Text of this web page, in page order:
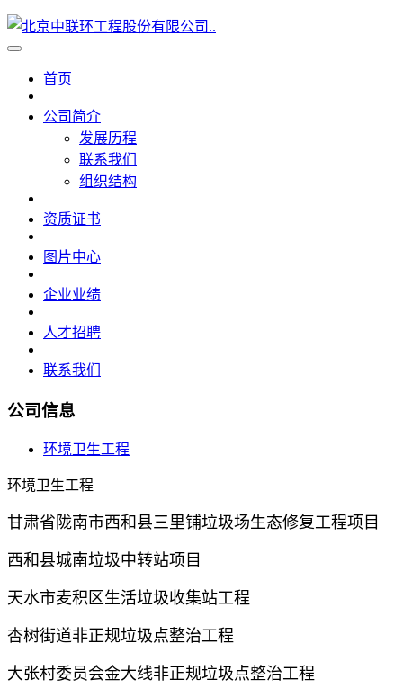
首页
公司简介
发展历程
联系我们
组织结构
资质证书
图片中心
企业业绩
人才招聘
联系我们
公司信息
环境卫生工程
环境卫生工程
甘肃省陇南市西和县三里铺垃圾场生态修复工程项目
西和县城南垃圾中转站项目
天水市麦积区生活垃圾收集站工程
杏树街道非正规垃圾点整治工程
大张村委员会金大线非正规垃圾点整治工程